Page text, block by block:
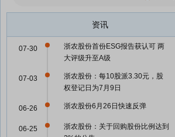
资讯
浙农股份首份ESG报告获认可 两
大评级升至A级
07-30
浙农股份：每10股派3.30元，股
权登记日为7月9日
07-03
浙农股份6月26日快速反弹
06-26
浙农股份：关于回购股份比例达到
06-25